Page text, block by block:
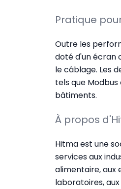
Pratique
Outre les
doté d'un écran
le câblage. Les
tels que
bâtiments.
À propos
Hitma est une
services aux
alimentaire, aux
laboratoires,